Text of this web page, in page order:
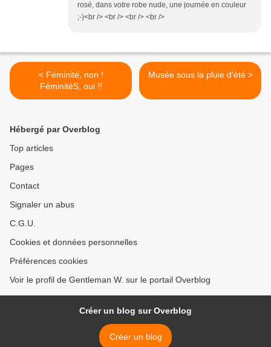
rosé, dans votre robe nude, une journée en couleur
;-)<br /> <br /> <br /> <br />
< Féminité, non !
FéminitéS, oui !!
Musée sous la pluie d'été >
Hébergé par Overblog
Top articles
Pages
Contact
Signaler un abus
C.G.U.
Cookies et données personnelles
Préférences cookies
Voir le profil de Gentleman W. sur le portail Overblog
Créer un blog sur Overblog
Créer un blog